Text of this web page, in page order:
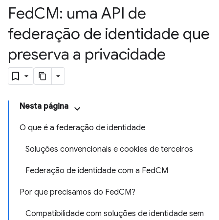
FedCM: uma API de
federação de identidade que
preserva a privacidade
Nesta página
O que é a federação de identidade
Soluções convencionais e cookies de terceiros
Federação de identidade com a FedCM
Por que precisamos do FedCM?
Compatibilidade com soluções de identidade sem